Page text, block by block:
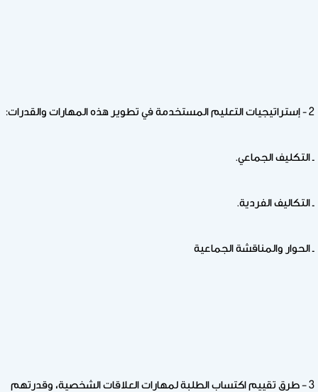
2 - إستراتيجيات التعليم المستخدمة في تطوير هذه المهارات والقدرات:
ـ التكليف الجماعي.
ـ التكاليف الفردية.
ـ الحوار والمناقشة الجماعية
3 – طرق تقييم اكتساب الطلبة لمهارات العلاقات الشخصية، وقدرتهم